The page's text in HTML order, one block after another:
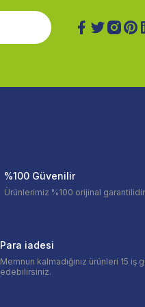
%100 Güvenilir
Ürünlerimiz %100 orijinal garantilidir.
Para iadesi
Memnun kalmadığınız ürünleri 15
edebilirsiniz.